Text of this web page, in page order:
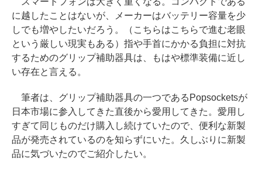
に越したことはないが、メーカーはバッテリー容量を少
しでも増やしたいだろう。（こちらはこちらで進む老眼
という厳しい現実もある）指や手首にかかる負担に対抗
するためのグリップ補助器具は、もはや標準装備に近し
い存在と言える。
筆者は、グリップ補助器具の一つであるPopsocketsが
日本市場に参入してきた直後から愛用してきた。愛用し
すぎて同じものだけ購入し続けていたので、便利な新製
品が発売されているのを知らずにいた。久しぶりに新製
品に気づいたのでご紹介したい。